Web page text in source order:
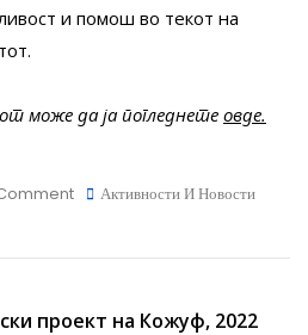
и помош во текот на
може да ја погледнете овде.
On
За
Проект
Активности И Новости
проект на Кожуф, 2022